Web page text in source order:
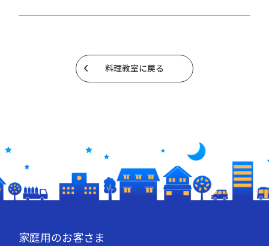
料理教室に戻る
家庭用のお客さま